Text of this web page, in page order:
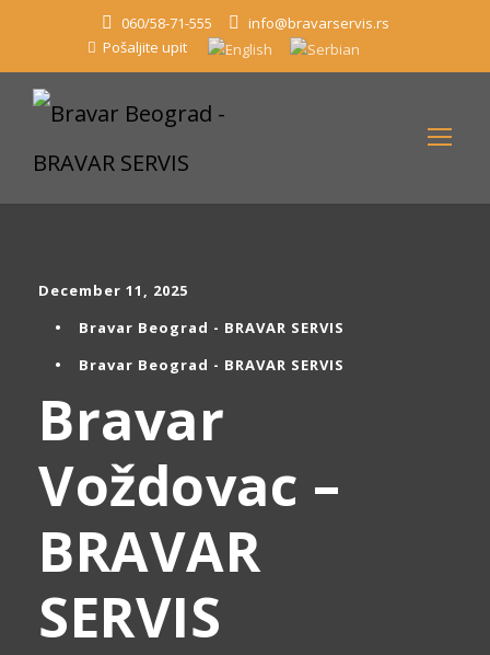
060/58-71-555
info@bravarservis.rs
Pošaljite upit
December 11, 2025
•
Bravar Beograd - BRAVAR SERVIS
•
Bravar Beograd - BRAVAR SERVIS
Bravar
Voždovac –
BRAVAR
SERVIS